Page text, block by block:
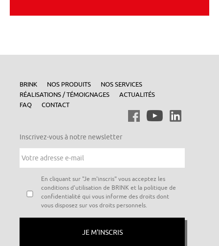
BRINK NOS PRODUITS
NOS SERVICES
RÉALISATIONS / TÉMOIGNAGES
ACTUALITÉS
FAQ
CONTACT
Inscrivez-vous à notre newsletter
Votre
adresse
*
En cliquant sur "Je m'inscris" vous acceptez les
conditions d'utilisation de BRINK et la politique de
confidentialité qui vous informe des droits dont
vous disposez sur vos droits personnels.